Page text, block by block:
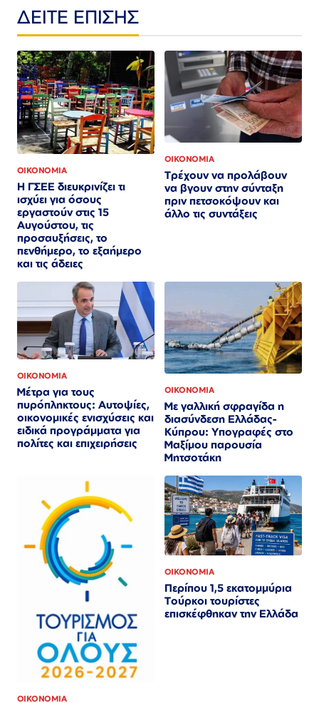
ΔΕΙΤΕ ΕΠΙΣΗΣ
ΟΙΚΟΝΟΜΙΑ
Η ΓΣΕΕ διευκρινίζει τι
ισχύει για όσους
εργαστούν στις 15
Αυγούστου, τις
προσαυξήσεις, το
πενθήμερο, το εξαήμερο
και τις άδειες
ΟΙΚΟΝΟΜΙΑ
Τρέχουν να προλάβουν
να βγουν στην σύνταξη
πριν πετσοκόψουν και
άλλο τις συντάξεις
ΟΙΚΟΝΟΜΙΑ
Μέτρα για τους
πυρόπληκτους: Αυτοψίες,
οικονομικές ενισχύσεις και
ειδικά προγράμματα για
πολίτες και επιχειρήσεις
ΟΙΚΟΝΟΜΙΑ
Με γαλλική σφραγίδα η
διασύνδεση Ελλάδας-
Κύπρου: Υπογραφές στο
Μαξίμου παρουσία
Μητσοτάκη
ΟΙΚΟΝΟΜΙΑ
ΟΙΚΟΝΟΜΙΑ
Περίπου 1,5 εκατομμύρια
Τούρκοι τουρίστες
επισκέφθηκαν την Ελλάδα